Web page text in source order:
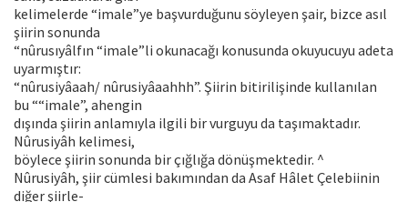
kelimelerde “imale”ye başvurduğunu söyleyen şair, bizce asıl
şiirin sonunda
“nûrusıyâlfın “imale”li okunacağı konusunda okuyucuyu adeta
uyarmıştır:
“nûrusiyâaah/ nûrusiyâaahhh”. Şiirin bitirilişinde kullanılan
bu ““imale”, ahengin
dışında şiirin anlamıyla ilgili bir vurguyu da taşımaktadır.
Nûrusiyâh kelimesi,
böylece şiirin sonunda bir çığlığa dönüşmektedir. ^
Nûrusiyâh, şiir cümlesi bakımından da Asaf Hâlet Çelebiinin
diğer şiirle-